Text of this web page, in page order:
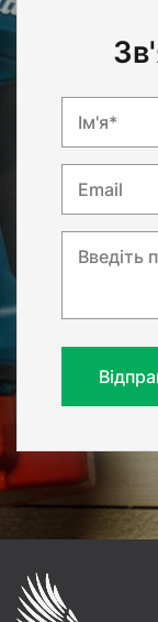
Ім'я*
Email
Введіть